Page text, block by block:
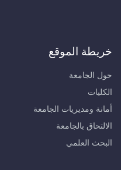
خريطة الموقع
حول الجامعة
الكليات
أمانة ومديريات الجامعة
الالتحاق بالجامعة
البحث العلمي